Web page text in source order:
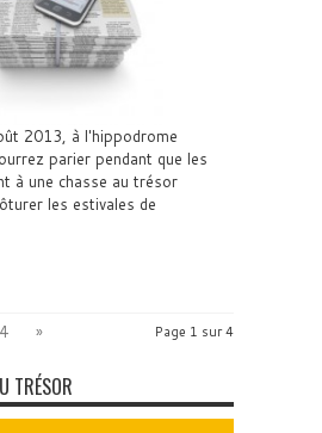
2013, à l'hippodrome
parier pendant que les
à une chasse au trésor
les estivales de
Page 1 sur 4
4 »
TRÉSOR